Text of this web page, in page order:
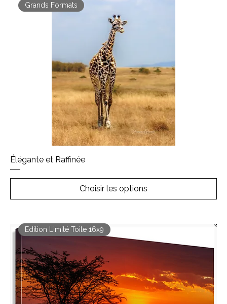
Grands Formats
Élégante et Raffinée
Choisir les options
Edition Limité Toile 16x9